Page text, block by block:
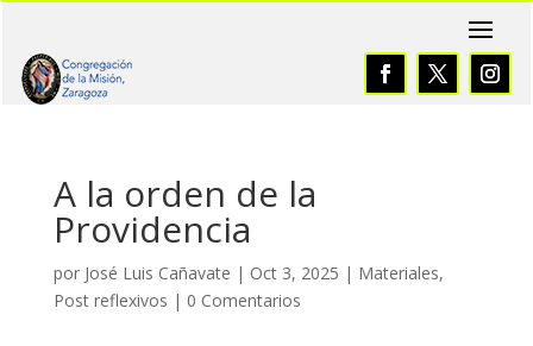
A la orden de la
Providencia
por José Luis Cañavate | Oct 3, 2025 | Materiales,
Post reflexivos | 0 Comentarios